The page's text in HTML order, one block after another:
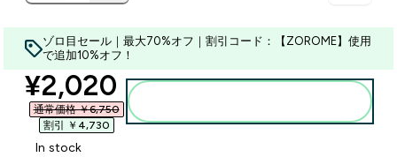
ゾロ目セール｜最大70%オフ｜割引コード：【ZOROME】使用
で追加10%オフ！
discounted price
¥2,020‎
通常価格 ￥6,750‎
割引 ￥4,730‎
In stock